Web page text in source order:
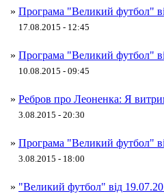
» Програма "Великий футбол"
17.08.2015 - 12:45
» Програма "Великий футбол"
10.08.2015 - 09:45
» Ребров про Леоненка: Я
3.08.2015 - 20:30
» Програма "Великий футбол"
3.08.2015 - 18:00
» "Великий футбол" від